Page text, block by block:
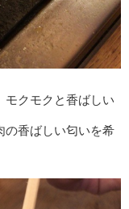
モクモクと香ばしい
の香ばしい匂いを希